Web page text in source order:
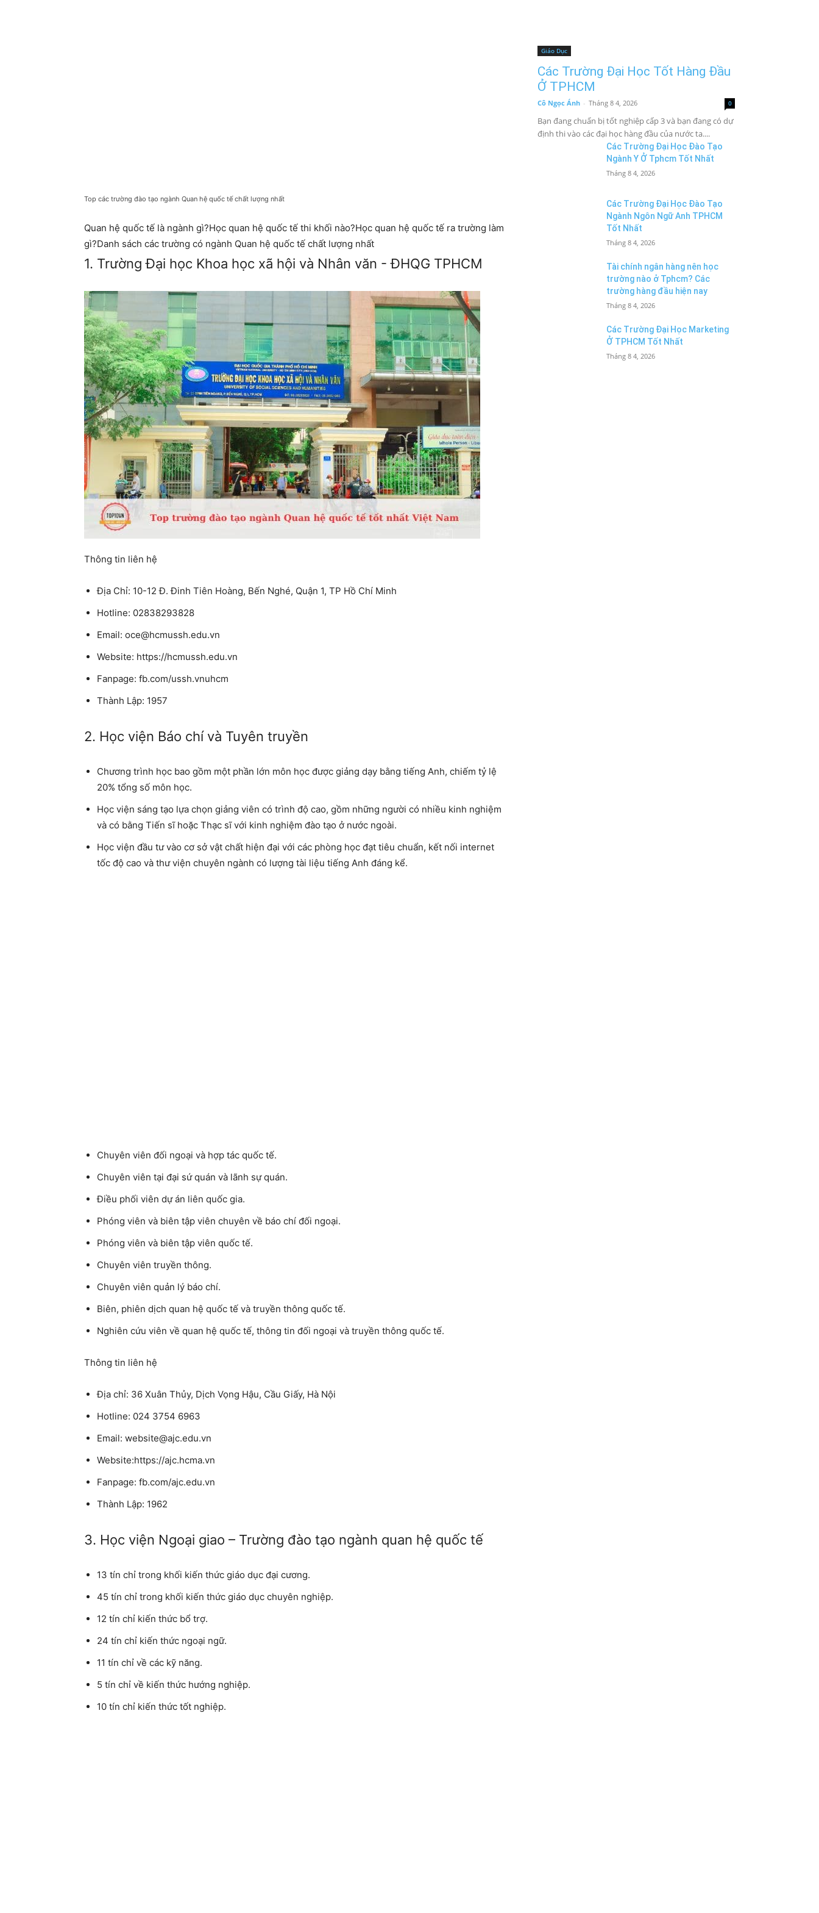
Top các trường đào tạo ngành Quan hệ quốc tế chất lượng nhất
Quan hệ quốc tế là ngành gì?Học quan hệ quốc tế thi khối nào?Học quan hệ quốc tế ra trường làm
gì?Danh sách các trường có ngành Quan hệ quốc tế chất lượng nhất
1. Trường Đại học Khoa học xã hội và Nhân văn - ĐHQG TPHCM
Thông tin liên hệ
Địa Chỉ: 10-12 Đ. Đinh Tiên Hoàng, Bến Nghé, Quận 1, TP Hồ Chí Minh
Hotline: 02838293828
Email: oce@hcmussh.edu.vn
Website: https://hcmussh.edu.vn
Fanpage: fb.com/ussh.vnuhcm
Thành Lập: 1957
2. Học viện Báo chí và Tuyên truyền
Chương trình học bao gồm một phần lớn môn học được giảng dạy bằng tiếng Anh, chiếm tỷ lệ
20% tổng số môn học.
Học viện sáng tạo lựa chọn giảng viên có trình độ cao, gồm những người có nhiều kinh nghiệm
và có bằng Tiến sĩ hoặc Thạc sĩ với kinh nghiệm đào tạo ở nước ngoài.
Học viện đầu tư vào cơ sở vật chất hiện đại với các phòng học đạt tiêu chuẩn, kết nối internet
tốc độ cao và thư viện chuyên ngành có lượng tài liệu tiếng Anh đáng kể.
Chuyên viên đối ngoại và hợp tác quốc tế.
Chuyên viên tại đại sứ quán và lãnh sự quán.
Điều phối viên dự án liên quốc gia.
Phóng viên và biên tập viên chuyên về báo chí đối ngoại.
Phóng viên và biên tập viên quốc tế.
Chuyên viên truyền thông.
Chuyên viên quản lý báo chí.
Biên, phiên dịch quan hệ quốc tế và truyền thông quốc tế.
Nghiên cứu viên về quan hệ quốc tế, thông tin đối ngoại và truyền thông quốc tế.
Thông tin liên hệ
Địa chỉ: 36 Xuân Thủy, Dịch Vọng Hậu, Cầu Giấy, Hà Nội
Hotline: 024 3754 6963
Email: website@ajc.edu.vn
Website:https://ajc.hcma.vn
Fanpage: fb.com/ajc.edu.vn
Thành Lập: 1962
3. Học viện Ngoại giao – Trường đào tạo ngành quan hệ quốc tế
13 tín chỉ trong khối kiến thức giáo dục đại cương.
45 tín chỉ trong khối kiến thức giáo dục chuyên nghiệp.
12 tín chỉ kiến thức bổ trợ.
24 tín chỉ kiến thức ngoại ngữ.
11 tín chỉ về các kỹ năng.
5 tín chỉ về kiến thức hướng nghiệp.
10 tín chỉ kiến thức tốt nghiệp.
Giáo Dục
Các Trường Đại Học Tốt Hàng Đầu
Ở TPHCM
Cô Ngọc Ánh - Tháng 8 4, 2026 0
Bạn đang chuẩn bị tốt nghiệp cấp 3 và bạn đang có dự
định thi vào các đại học hàng đầu của nước ta....
Các Trường Đại Học Đào Tạo
Ngành Y Ở Tphcm Tốt Nhất
Tháng 8 4, 2026
Các Trường Đại Học Đào Tạo
Ngành Ngôn Ngữ Anh TPHCM
Tốt Nhất
Tháng 8 4, 2026
Tài chính ngân hàng nên học
trường nào ở Tphcm? Các
trường hàng đầu hiện nay
Tháng 8 4, 2026
Các Trường Đại Học Marketing
Ở TPHCM Tốt Nhất
Tháng 8 4, 2026